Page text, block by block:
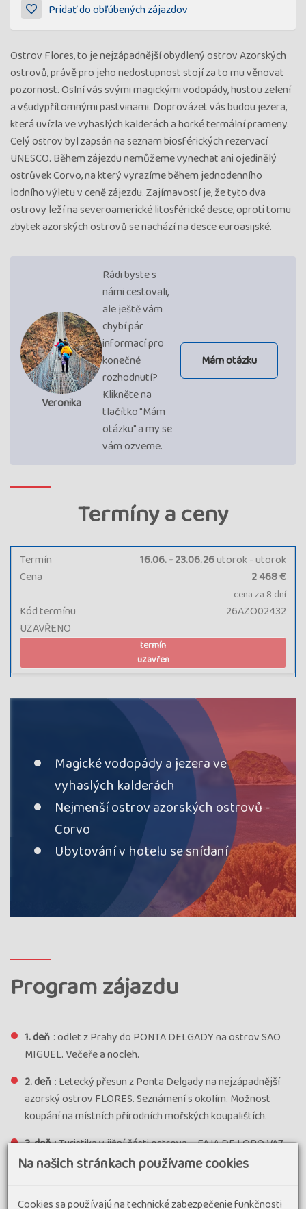
Pridať do obľúbených zájazdov
Ostrov Flores, to je nejzápadnější obydlený ostrov Azorských
ostrovů, právě pro jeho nedostupnost stojí za to mu věnovat
pozornost. Oslní vás svými magickými vodopády, hustou zelení
a všudypřítomnými pastvinami. Doprovázet vás budou jezera,
která uvízla ve vyhaslých kalderách a horké termální prameny.
Celý ostrov byl zapsán na seznam biosférických rezervací
UNESCO. Během zájezdu nemůžeme vynechat ani ojedinělý
ostrůvek Corvo, na který vyrazíme během jednodenního
lodního výletu v ceně zájezdu. Zajímavostí je, že tyto dva
ostrovy leží na severoamerické litosférické desce, oproti tomu
zbytek azorských ostrovů se nachází na desce euroasijské.
Veronika
Rádi byste s
námi cestovali,
ale ještě vám
chybí pár
informací pro
konečné
rozhodnutí?
Klikněte na
tlačítko "Mám
otázku" a my se
vám ozveme.
Mám otázku
Termíny a ceny
Termín 16.06. - 23.06.26utorok - utorok
UZAVŘENO
Kód termínu 26AZO02432
Cena 2 468 €
cena za 8 dní
termín
uzavřen
Magické vodopády a jezera ve
vyhaslých kalderách
Nejmenší ostrov azorských ostrovů -
Corvo
Ubytování v hotelu se snídaní
Program zájazdu
1. deň : odlet z Prahy do PONTA DELGADY na ostrov SAO
MIGUEL. Večeře a nocleh.
2. deň : Letecký přesun z Ponta Delgady na nejzápadnější
azorský ostrov FLORES. Seznámení s okolím. Možnost
koupání na místních přírodních mořských koupalištích.
3. deň : Turistika v jižní části ostrova – FAJA DE LOPO VAZ
(3.4 km, 2h). Jižní číst ostrova je místem, kde bylo na ostrově
Na našich stránkach používame cookies
Cookies sa používajú na technické zabezpečenie funkčnosti